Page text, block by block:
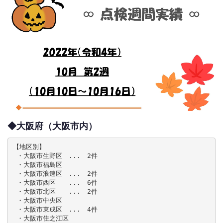
◆大阪府（大阪市内）
【地区別】
・大阪市生野区　...　2件
・大阪市福島区
・大阪市浪速区　...　2件
・大阪市西区　　...　6件
・大阪市北区　　...　2件
・大阪市中央区
・大阪市東成区　...　4件
・大阪市住之江区